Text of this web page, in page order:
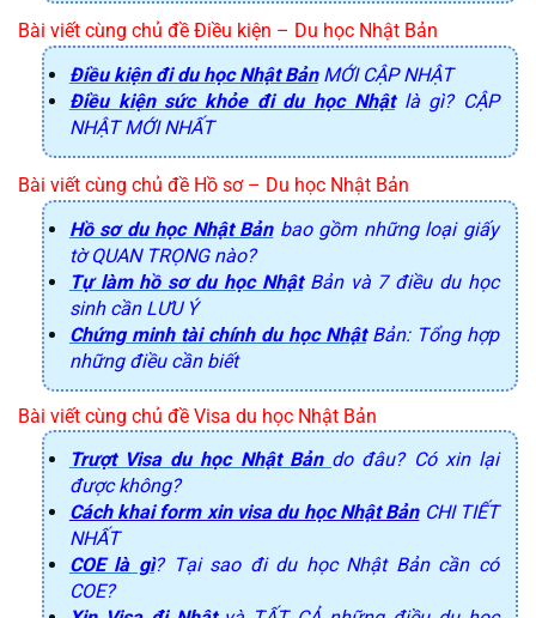
Bài viết cùng chủ đề Điều kiện – Du học Nhật Bản
Điều kiện đi du học Nhật BảnMỚI CẬP NHẬT
Điều kiện sức khỏe đi du học Nhậtlà gì? CẬP
NHẬT MỚI NHẤT
Bài viết cùng chủ đề Hồ sơ – Du học Nhật Bản
Hồ sơ du học Nhật Bảnbao gồm những loại giấy
tờ QUAN TRỌNG nào?
Tự làm hồ sơ du học NhậtBản và 7 điều du học
sinh cần LƯU Ý
Chứng minh tài chính du học NhậtBản: Tổng hợp
những điều cần biết
Bài viết cùng chủ đề Visa du học Nhật Bản
Trượt Visa du học Nhật Bản do đâu? Có xin lại
được không?
Cách khai form xin visa du học Nhật BảnCHI TIẾT
NHẤT
COE là gì? Tại sao đi du học Nhật Bản cần có
COE?